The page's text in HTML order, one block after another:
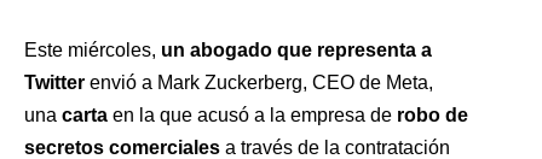
Este miércoles, un abogado que representa a
Twitter envió a Mark Zuckerberg, CEO de Meta,
una carta en la que acusó a la empresa de robo de
secretos comerciales a través de la contratación